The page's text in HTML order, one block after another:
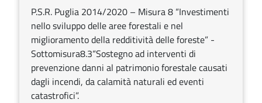
P.S.R. Puglia 2014/2020 – Misura 8 “Investimenti
nello sviluppo delle aree forestali e nel
miglioramento della redditività delle foreste” -
Sottomisura8.3“Sostegno ad interventi di
prevenzione danni al patrimonio forestale causati
dagli incendi, da calamità naturali ed eventi
catastrofici”.